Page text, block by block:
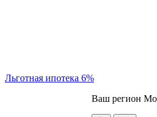
Льготная ипотека 6%
Ваш регион